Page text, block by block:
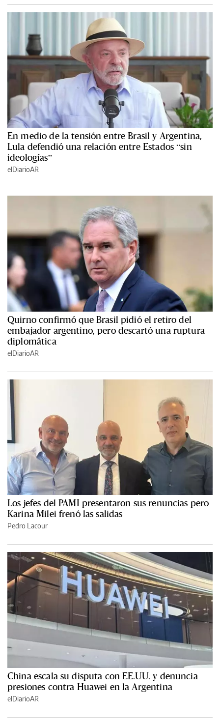
En medio de la tensión entre Brasil y Argentina,
Lula defendió una relación entre Estados “sin
ideologías”
elDiarioAR
Quirno confirmó que Brasil pidió el retiro del
embajador argentino, pero descartó una ruptura
diplomática
elDiarioAR
Los jefes del PAMI presentaron sus renuncias pero
Karina Milei frenó las salidas
Pedro Lacour
China escala su disputa con EE.UU. y denuncia
presiones contra Huawei en la Argentina
elDiarioAR